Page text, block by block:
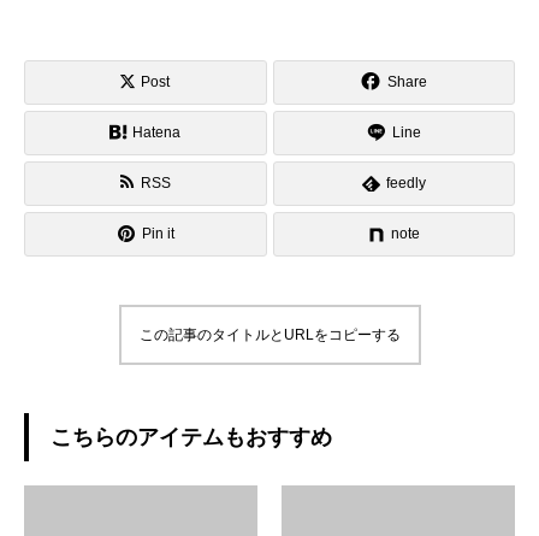
Post Share
Hatena Line
RSS feedly
Pin it note
この記事のタイトルとURLをコピーする
こちらのアイテムもおすすめ